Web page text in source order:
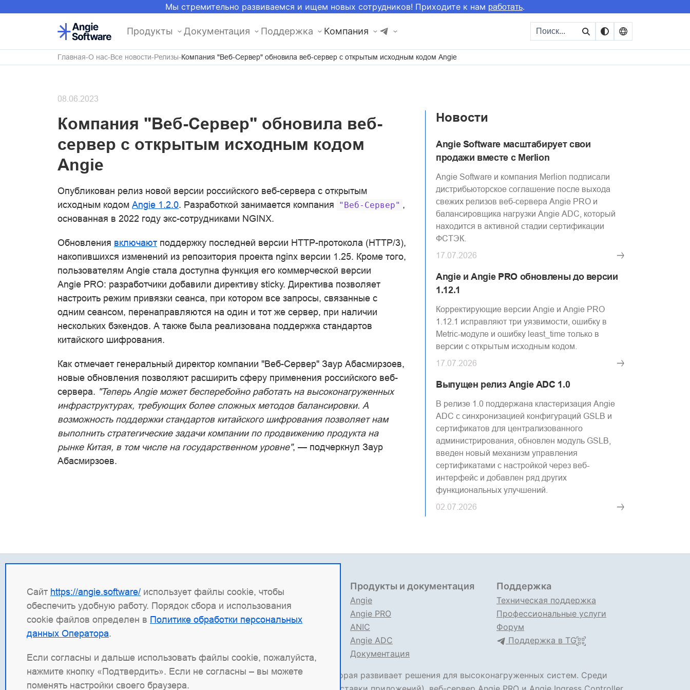
Мы стремительно развиваемся и ищем новых сотрудников! Приходите к нам работать.
Продукты Документация Поддержка Компания
Главная О нас Все новости Релизы Компания "Веб-Сервер" обновила веб-сервер с открытым исходным кодом Angie
Компания "Веб-Сервер" обновила веб-
сервер с открытым исходным кодом
Angie
08.06.2023
Опубликован релиз новой версии российского веб-сервера с открытым
исходным кодом Angie 1.2.0. Разработкой занимается компания "Веб-Сервер" ,
основанная в 2022 году экс-сотрудниками NGINX.
Обновления включают поддержку последней версии HTTP-протокола (HTTP/3),
накопившихся изменений из репозитория проекта nginx версии 1.25. Кроме того,
пользователям Angie стала доступна функция его коммерческой версии
Angie PRO: разработчики добавили директиву sticky. Директива позволяет
настроить режим привязки сеанса, при котором все запросы, связанные с
одним сеансом, перенаправляются на один и тот же сервер, при наличии
нескольких бэкендов. А также была реализована поддержка стандартов
китайского шифрования.
Как отмечает генеральный директор компании "Веб-Сервер" Заур Абасмирзоев,
новые обновления позволяют расширить сферу применения российского веб-
сервера. "Теперь Angie может бесперебойно работать на высоконагруженных
инфраструктурах, требующих более сложных методов балансировки. А
возможность поддержки стандартов китайского шифрования позволяет нам
выполнить стратегические задачи компании по продвижению продукта на
рынке Китая, в том числе на государственном уровне", — подчеркнул Заур
Абасмирзоев.
Новости
Angie Software масштабирует свои
продажи вместе с Merlion
Angie Software и компания Merlion подписали
дистрибьюторское соглашение после выхода
свежих релизов веб-сервера Angie PRO и
балансировщика нагрузки Angie ADC, который
находится в активной стадии сертификации
ФСТЭК.
17.07.2026
Angie и Angie PRO обновлены до версии
1.12.1
Корректирующие версии Angie и Angie PRO
1.12.1 исправляют три уязвимости, ошибку в
Metric-модуле и ошибку least_time только в
версии с открытым исходным кодом.
17.07.2026
Выпущен релиз Angie ADC 1.0
В релизе 1.0 поддержана кластеризация Angie
ADC с синхронизацией конфигураций GSLB и
сертификатов для централизованного
администрирования, обновлен модуль GSLB,
введен новый механизм управления
сертификатами с настройкой через веб-
интерфейс и добавлен ряд других
функциональных улучшений.
02.07.2026
Сайт https://angie.software/ использует файлы cookie, чтобы
обеспечить удобную работу. Порядок сбора и использования
cookie файлов определен в Политике обработки персональных
данных Оператора.
Если согласны и дальше использовать файлы cookie, пожалуйста,
нажмите кнопку «Подтвердить». Если не согласны – вы можете
поменять настройки своего браузера.
Контакты
+7 (495) 120 50 33
info@wbsrv.ru
Новости в TG
Правовая информация
ОГРН: 1227700436578
Правовые документы
Сведения об ИТ деятельности
Продукты и документация
Angie
Angie PRO
ANIC
Angie ADC
Документация
Поддержка
Техническая поддержка
Профессиональные услуги
Форум
Поддержка в TG
Angie Software(ООО "Веб-Сервер") — российская ИТ-компания, которая развивает решения для высоконагруженных систем. Среди